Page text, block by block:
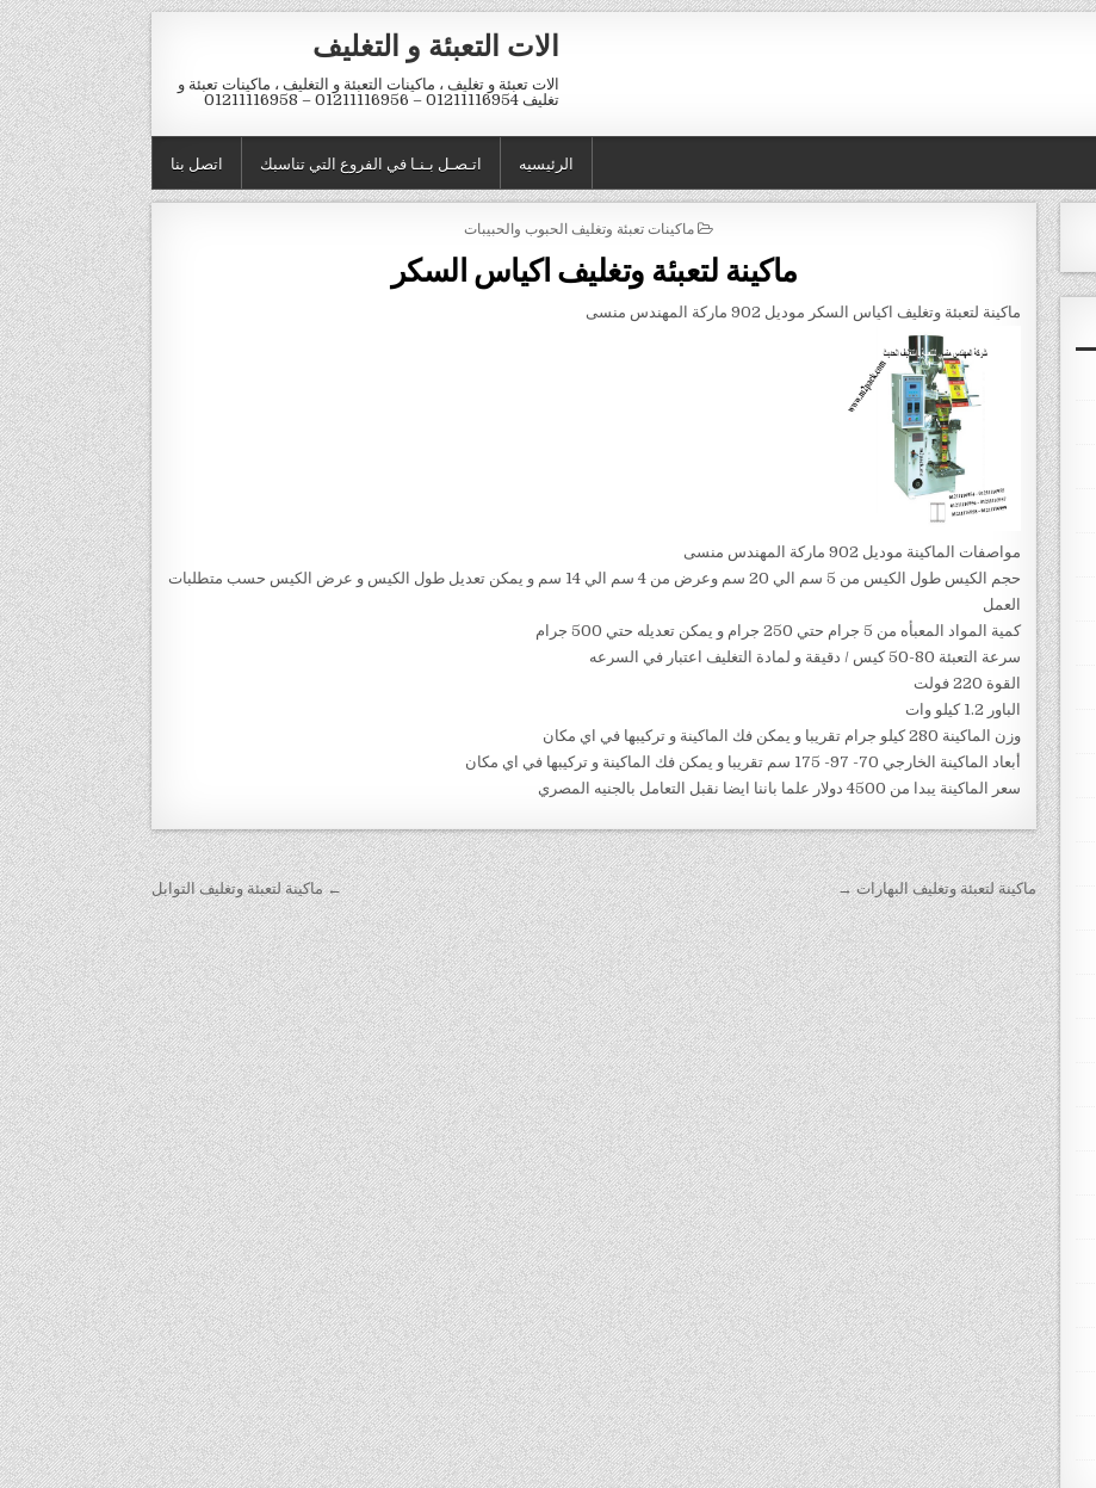
الات التعبئة و التغليف
الات تعبئة و تغليف ، ماكينات التعبئة و التغليف ، ماكينات تعبئة و
تغليف 01211116954 – 01211116956 – 01211116958
اتصل بنا اتـصـل بـنـا في الفروع التي تناسبك الرئيسيه
POSTED IN
ماكينات تعبئة وتغليف الحبوب والحبيبات
ماكينة لتعبئة وتغليف اكياس السكر
ماكينة لتعبئة وتغليف اكياس السكر موديل 902 ماركة المهندس منسى
مواصفات الماكينة موديل 902 ماركة المهندس منسى
حجم الكيس طول الكيس من 5 سم الي 20 سم وعرض من 4 سم الي 14 سم و يمكن تعديل طول الكيس و عرض الكيس حسب متطلبات
العمل
كمية المواد المعبأه من 5 جرام حتي 250 جرام و يمكن تعديله حتي 500 جرام
سرعة التعبئة 80-50 كيس / دقيقة و لمادة التغليف اعتبار في السرعه
القوة 220 فولت
الباور 1.2 كيلو وات
وزن الماكينة 280 كيلو جرام تقريبا و يمكن فك الماكينة و تركيبها في اي مكان
أبعاد الماكينة الخارجي 70- 97- 175 سم تقريبا و يمكن فك الماكينة و تركيبها في اي مكان
سعر الماكينة يبدا من 4500 دولار علما باننا ايضا نقبل التعامل بالجنيه المصري
تصفّح المقالات ← ماكينة لتعبئة وتغليف التوابل ماكينة لتعبئة وتغليف البهارات →